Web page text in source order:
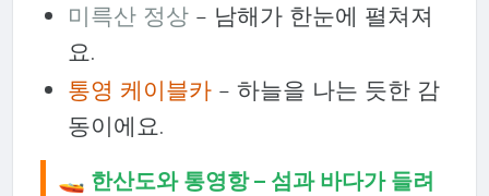
미륵산 정상– 남해가 한눈에 펼쳐져
요.
통영 케이블카– 하늘을 나는 듯한 감
동이에요.
🚤 한산도와 통영항 – 섬과 바다가 들려